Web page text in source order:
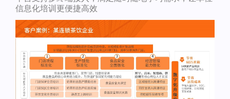
信息化培训更便捷高效